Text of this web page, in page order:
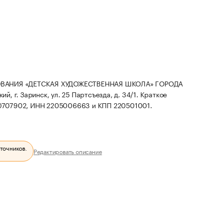
«ДЕТСКАЯ ХУДОЖЕСТВЕННАЯ ШКОЛА» ГОРОДА
г. Заринск, ул. 25 Партсъезда, д. 34/1. Краткое
ИНН 2205006663 и КПП 220501001.
Редактировать описание